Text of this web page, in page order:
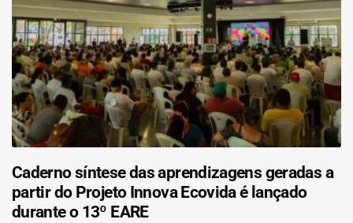
Caderno síntese das aprendizagens geradas a
partir do Projeto Innova Ecovida é lançado
durante o 13º EARE